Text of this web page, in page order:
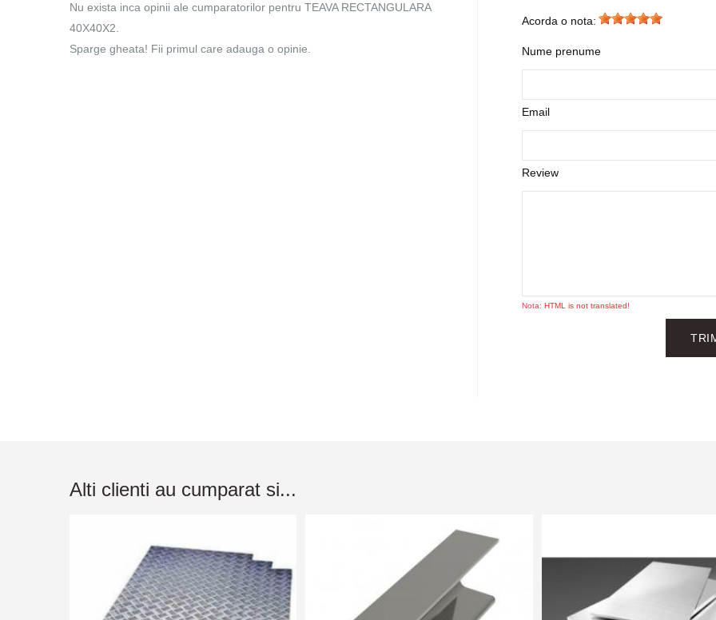
Nu exista inca opinii ale cumparatorilor pentru TEAVA RECTANGULARA
40X40X2.
Sparge gheata! Fii primul care adauga o opinie.
Acorda o nota:
Nume prenume
Email
Review
Nota: HTML is not translated!
Alti clienti au cumparat si...